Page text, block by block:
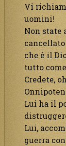
Vi
uomini!
Non state
che è il
tutto
Credete,
Lui ha il
Lui,
guerra